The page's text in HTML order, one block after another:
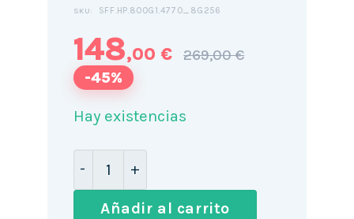
SKU: SFF.HP.800G1.4770_8G256
148,00 € 269,00 €
-45%
Hay existencias
Añadir al carrito